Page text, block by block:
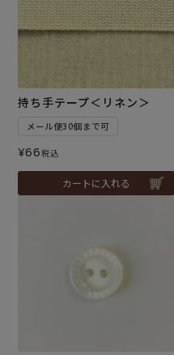
持ち手テープ＜リネン＞
メール便30個まで可
¥66税込
カートに入れる